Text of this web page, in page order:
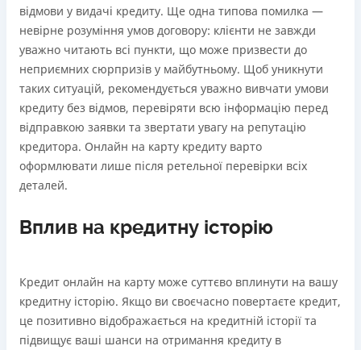
відмови у видачі кредиту. Ще одна типова помилка —
невірне розуміння умов договору: клієнти не завжди
уважно читають всі пункти, що може призвести до
неприємних сюрпризів у майбутньому. Щоб уникнути
таких ситуацій, рекомендується уважно вивчати умови
кредиту без відмов, перевіряти всю інформацію перед
відправкою заявки та звертати увагу на репутацію
кредитора. Онлайн на карту кредиту варто
оформлювати лише після ретельної перевірки всіх
деталей.
Вплив на кредитну історію
Кредит онлайн на карту може суттєво вплинути на вашу
кредитну історію. Якщо ви своєчасно повертаєте кредит,
це позитивно відображається на кредитній історії та
підвищує ваші шанси на отримання кредиту в